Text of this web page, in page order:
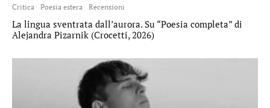
Critica Poesia estera Recensioni
La lingua sventrata dall’aurora. Su “Poesia completa” di
Alejandra Pizarnik (Crocetti, 2026)